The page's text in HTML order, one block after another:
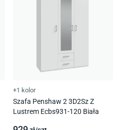
+1 kolor
Szafa Penshaw 2 3D2Sz Z
Lustrem Ecbs931-120 Biała